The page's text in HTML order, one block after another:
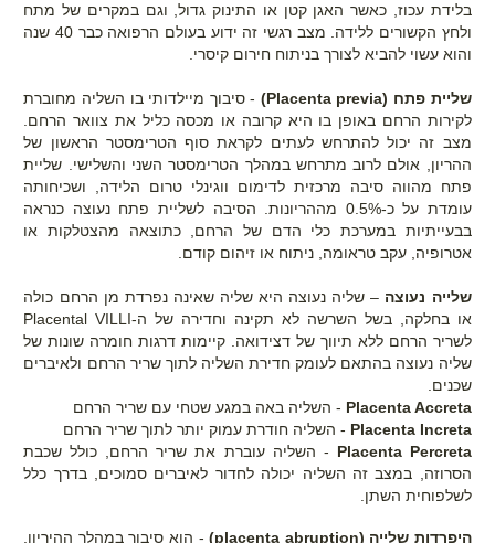
בלידת עכוז, כאשר האגן קטן או התינוק גדול, וגם במקרים של מתח
ולחץ הקשורים ללידה. מצב רגשי זה ידוע בעולם הרפואה כבר 40 שנה
והוא עשוי להביא לצורך בניתוח חירום קיסרי.
שליית פתח (Placenta previa)
- סיבוך מיילדותי בו השליה מחוברת
לקירות הרחם באופן בו היא קרובה או מכסה כליל את צוואר הרחם.
מצב זה יכול להתרחש לעתים לקראת סוף הטרימסטר הראשון של
ההריון, אולם לרוב מתרחש במהלך הטרימסטר השני והשלישי. שליית
פתח מהווה סיבה מרכזית לדימום ווגינלי טרום הלידה, ושכיחותה
עומדת על כ-0.5% מההריונות. הסיבה לשליית פתח נעוצה כנראה
בבעייתיות במערכת כלי הדם של הרחם, כתוצאה מהצטלקות או
אטרופיה, עקב טראומה, ניתוח או זיהום קודם.
שלייה נעוצה – שליה נעוצה היא שליה שאינה נפרדת מן הרחם כולה
או בחלקה, בשל השרשה לא תקינה וחדירה של ה-Placental VILLI
לשריר הרחם ללא תיווך של דצידואה. קיימות דרגות חומרה שונות של
שליה נעוצה בהתאם לעומק חדירת השליה לתוך שריר הרחם ולאיברים
שכנים.
Placenta Accreta - השליה באה במגע שטחי עם שריר הרחם
Placenta Increta - השליה חודרת עמוק יותר לתוך שריר הרחם
Placenta Percreta - השליה עוברת את שריר הרחם, כולל שכבת
הסרוזה, במצב זה השליה יכולה לחדור לאיברים סמוכים, בדרך כלל
לשלפוחית השתן.
היפרדות שלייה (placenta abruption) - הוא סיבוך במהלך ההיריון,